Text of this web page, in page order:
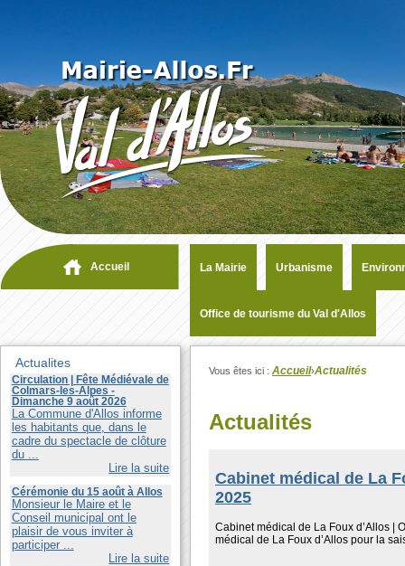
Accueil La Mairie Urbanisme
Office de tourisme du Val d'Allos
Actualites
Circulation | Fête Médiévale de
Colmars-les-Alpes -
Dimanche 9 août 2026
La Commune d'Allos informe
les habitants que, dans le
cadre du spectacle de clôture
du ...
Lire la suite
Cérémonie du 15 août à Allos
Monsieur le Maire et le
Conseil municipal ont le
plaisir de vous inviter à
participer ...
Lire la suite
Vous êtes ici : Accueil›Actualités
Actualités
Cabinet médical de La
2025
Cabinet médical de La Foux d’Allos |
médical de La Foux d’Allos pour la